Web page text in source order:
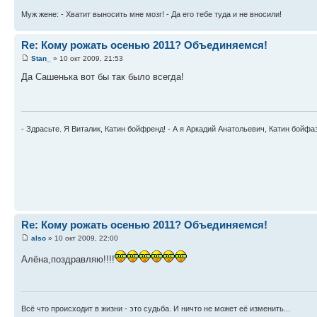
Муж жене: - Хватит выносить мне мозг! - Да его тебе туда и не вносили!
Re: Кому рожать осенью 2011? Объединяемся!
Stan_ » 10 окт 2009, 21:53
Да Сашенька вот бы так было всегда!
- Здрасьте. Я Виталик, Катин бойфренд! - А я Аркадий Анатольевич, Катин
Re: Кому рожать осенью 2011? Объединяемся!
also » 10 окт 2009, 22:00
Алёна,поздравляю!!!!
Всё что происходит в жизни - это судьба. И ничто не может её изменить...